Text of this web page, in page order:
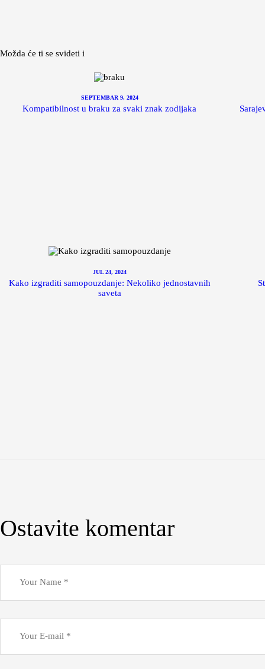
Možda će ti se svideti i
SEPTEMBAR 9, 2024
Kompatibilnost u braku za svaki znak zodijaka
JUL 24, 2024
Kako izgraditi samopouzdanje: Nekoliko jednostavnih
saveta
Ostavite komentar